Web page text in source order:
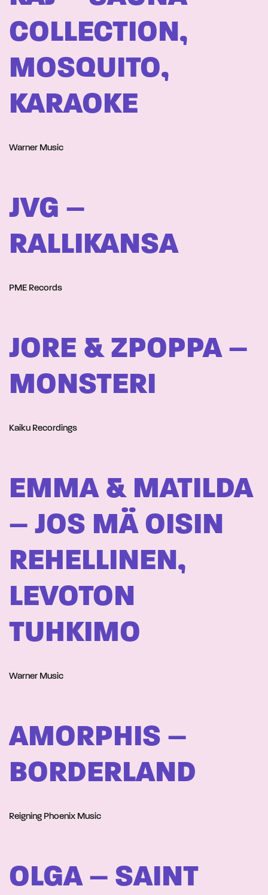
COLLECTION,
MOSQUITO,
KARAOKE
Warner Music
JVG –
RALLIKANSA
PME Records
JORE & ZPOPPA –
MONSTERI
Kaiku Recordings
EMMA & MATILDA
– JOS MÄ OISIN
REHELLINEN,
LEVOTON
TUHKIMO
Warner Music
AMORPHIS –
BORDERLAND
Reigning Phoenix Music
OLGA – SAINT